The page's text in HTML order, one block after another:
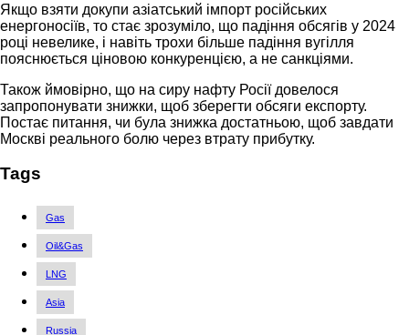
Якщо взяти докупи азіатський імпорт російських
енергоносіїв, то стає зрозуміло, що падіння обсягів у 2024
році невелике, і навіть трохи більше падіння вугілля
пояснюється ціновою конкуренцією, а не санкціями.
Також ймовірно, що на сиру нафту Росії довелося
запропонувати знижки, щоб зберегти обсяги експорту.
Постає питання, чи була знижка достатньою, щоб завдати
Москві реального болю через втрату прибутку.
Tags
Gas
Oil&Gas
LNG
Asia
Russia